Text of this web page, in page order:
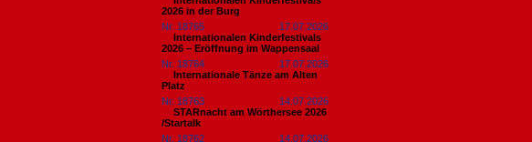
2026 in der Burg
Nr. 18765
17.07.2026
Internationalen Kinderfestivals
2026 – Eröffnung im Wappensaal
Nr. 18764
17.07.2026
Internationale Tänze am Alten
Platz
Nr. 18763
14.07.2026
STARnacht am Wörthersee 2026
/Startalk
Nr. 18762
14.07.2026